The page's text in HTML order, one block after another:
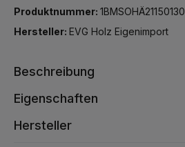
Produktnummer: 1BMSOHÄ21150130
Hersteller: EVG Holz Eigenimport
Beschreibung
Eigenschaften
Hersteller